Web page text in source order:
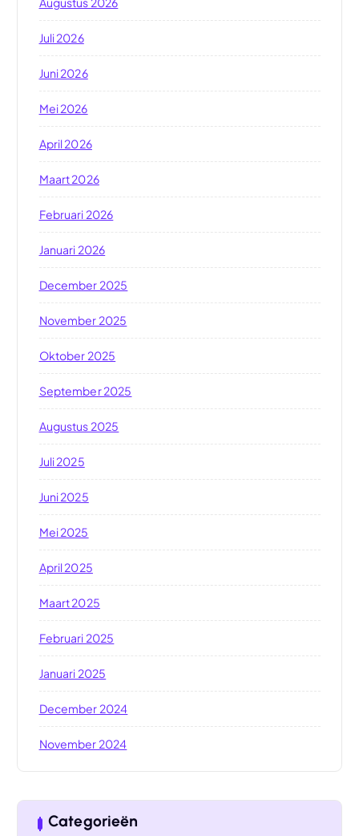
Juli 2026
Juni 2026
Mei 2026
April 2026
Maart 2026
Februari 2026
Januari 2026
December 2025
November 2025
Oktober 2025
September 2025
Augustus 2025
Juli 2025
Juni 2025
Mei 2025
April 2025
Maart 2025
Februari 2025
Januari 2025
December 2024
November 2024
Categorieën